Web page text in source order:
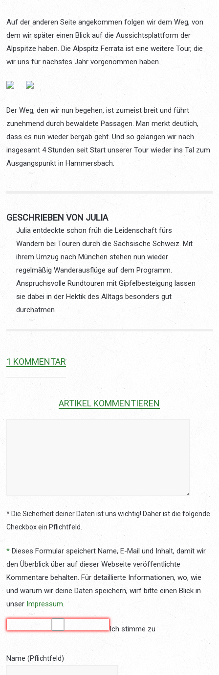
Auf der anderen Seite angekommen folgen wir dem Weg, von
dem wir später einen Blick auf die Aussichtsplattform der
Alpspitze haben. Die Alpspitz Ferrata ist eine weitere Tour, die
wir uns für nächstes Jahr vorgenommen haben.
Der Weg, den wir nun begehen, ist zumeist breit und führt
zunehmend durch bewaldete Passagen. Man merkt deutlich,
dass es nun wieder bergab geht. Und so gelangen wir nach
insgesamt 4 Stunden seit Start unserer Tour wieder ins Tal zum
Ausgangspunkt in Hammersbach.
GESCHRIEBEN VON JULIA
Julia entdeckte schon früh die Leidenschaft fürs
Wandern bei Touren durch die Sächsische Schweiz. Mit
ihrem Umzug nach München stehen nun wieder
regelmäßig Wanderausflüge auf dem Programm.
Anspruchsvolle Rundtouren mit Gipfelbesteigung lassen
sie dabei in der Hektik des Alltags besonders gut
durchatmen.
1 KOMMENTAR
ARTIKEL KOMMENTIEREN
* Die Sicherheit deiner Daten ist uns wichtig! Daher ist die folgende
Checkbox ein Pflichtfeld.
* Dieses Formular speichert Name, E-Mail und Inhalt, damit wir
den Überblick über auf dieser Webseite veröffentlichte
Kommentare behalten. Für detaillierte Informationen, wo, wie
und warum wir deine Daten speichern, wirf bitte einen Blick in
unser Impressum.
Ich stimme zu
Name(Pflichtfeld)